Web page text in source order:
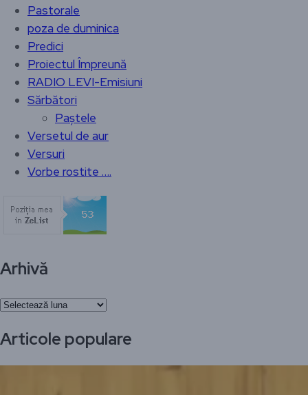
Pastorale
poza de duminica
Predici
Proiectul Împreună
RADIO LEVI-Emisiuni
Sărbători
Paștele
Versetul de aur
Versuri
Vorbe rostite ….
Arhivă
Arhivă
Articole populare